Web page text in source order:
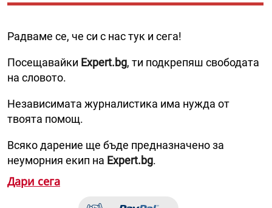
Радваме се, че си с нас тук и сега!
Посещавайки Expert.bg, ти подкрепяш свободата
на словото.
Независимата журналистика има нужда от
твоята помощ.
Всяко дарение ще бъде предназначено за
неуморния екип на Expert.bg.
Дари сега